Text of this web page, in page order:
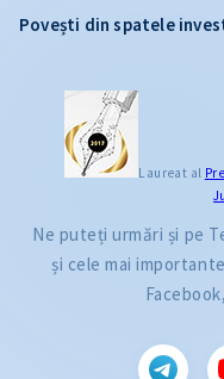
Povești din spatele
Laureat al
Ne puteți urmări și pe
și cele mai